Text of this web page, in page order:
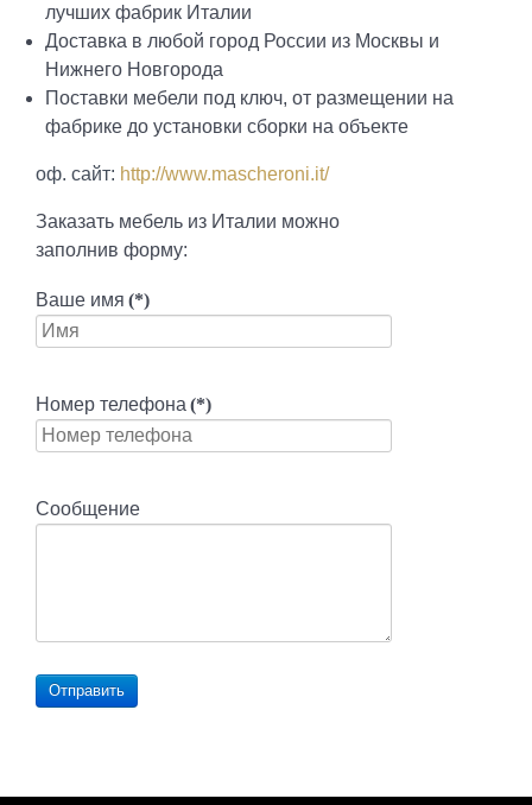
лучших фабрик Италии
Доставка в любой город России из Москвы и
Нижнего Новгорода
Поставки мебели под ключ, от размещении на
фабрике до установки сборки на объекте
оф. сайт: http://www.mascheroni.it/
Заказать мебель из Италии можно
заполнив форму:
Ваше имя (*)
Номер телефона (*)
Сообщение
Отправить